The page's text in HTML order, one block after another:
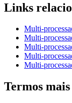
Links
Multi-
Multi-
Multi-
Multi-
Multi-
Termos